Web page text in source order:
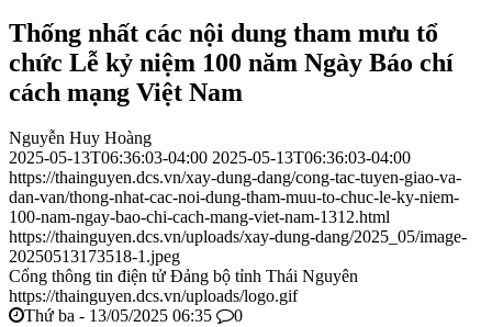
Thống nhất các nội dung tham mưu tổ
chức Lễ kỷ niệm 100 năm Ngày Báo chí
cách mạng Việt Nam
Nguyễn Huy Hoàng
2025-05-13T06:36:03-04:00 2025-05-13T06:36:03-04:00
https://thainguyen.dcs.vn/xay-dung-dang/cong-tac-tuyen-giao-va-
dan-van/thong-nhat-cac-noi-dung-tham-muu-to-chuc-le-ky-niem-
100-nam-ngay-bao-chi-cach-mang-viet-nam-1312.html
https://thainguyen.dcs.vn/uploads/xay-dung-dang/2025_05/image-
20250513173518-1.jpeg
Cổng thông tin điện tử Đảng bộ tỉnh Thái Nguyên
https://thainguyen.dcs.vn/uploads/logo.gif
Thứ ba - 13/05/2025 06:35
0